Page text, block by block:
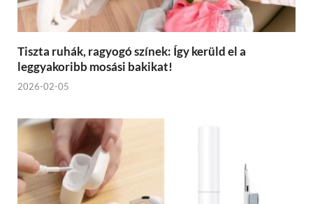
Tiszta ruhák, ragyogó színek: Így kerüld el a
leggyakoribb mosási bakikat!
2026-02-05